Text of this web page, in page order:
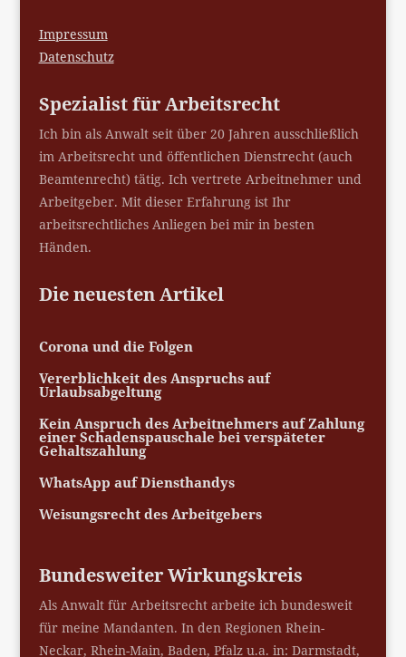
Impressum
Datenschutz
Spezialist für Arbeitsrecht
Ich bin als Anwalt seit über 20 Jahren ausschließlich
im Arbeitsrecht und öffentlichen Dienstrecht (auch
Beamtenrecht) tätig. Ich vertrete Arbeitnehmer und
Arbeitgeber. Mit dieser Erfahrung ist Ihr
arbeitsrechtliches Anliegen bei mir in besten
Händen.
Die neuesten Artikel
Corona und die Folgen
Vererblichkeit des Anspruchs auf
Urlaubsabgeltung
Kein Anspruch des Arbeitnehmers auf Zahlung
einer Schadenspauschale bei verspäteter
Gehaltszahlung
WhatsApp auf Diensthandys
Weisungsrecht des Arbeitgebers
Bundesweiter Wirkungskreis
Als Anwalt für Arbeitsrecht arbeite ich bundesweit
für meine Mandanten. In den Regionen Rhein-
Neckar, Rhein-Main, Baden, Pfalz u.a. in: Darmstadt,